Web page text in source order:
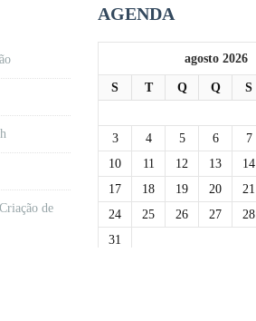
de
AGENDA
agosto 2026
S T Q Q S
3
4 5 6 7
10
11 12 13 14
17
18 19 20 21
24
25 26 27 28
31